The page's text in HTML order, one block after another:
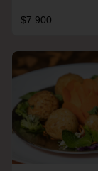
$7.900